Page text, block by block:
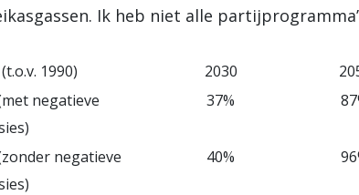
Ik heb niet alle
1990) 2030
negatieve
37%
negatieve
40%